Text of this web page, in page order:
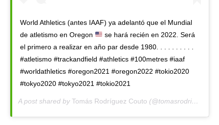
World Athletics (antes IAAF) ya adelantó que el Mundial
de atletismo en Oregon
se hará recién en 2022. Será
el primero a realizar en año par desde 1980. . . . . . . . . .
#atletismo #trackandfield #athletics #100metres #iaaf
#worldathletics #oregon2021 #oregon2022 #tokio2020
#tokyo2020 #tokyo2021 #tokio2021
A post shared by Tomás Rodríguez Couto (@tomasrodriguezc) on